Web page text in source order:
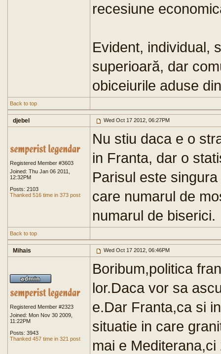
recesiune
Evident, individual,
superioară, dar
obiceiurile aduse
Back to top
djebel Wed Oct 17 2012, 06:27PM
Registered Member #3603
Joined: Thu Jan 06 2011,
12:32PM
Posts: 2103
Thanked 516 time in 373 post
Nu stiu daca e o
in Franta, dar o
Parisul este
care numarul de
numarul de biserici.
Back to top
Mihais Wed Oct 17 2012, 06:46PM
Registered Member #2323
Joined: Mon Nov 30 2009,
11:22PM
Posts: 3943
Thanked 457 time in 321 post
Boribum,politica
lor.Daca vor sa
e.Dar Franta,ca si
situatie in care
mai e